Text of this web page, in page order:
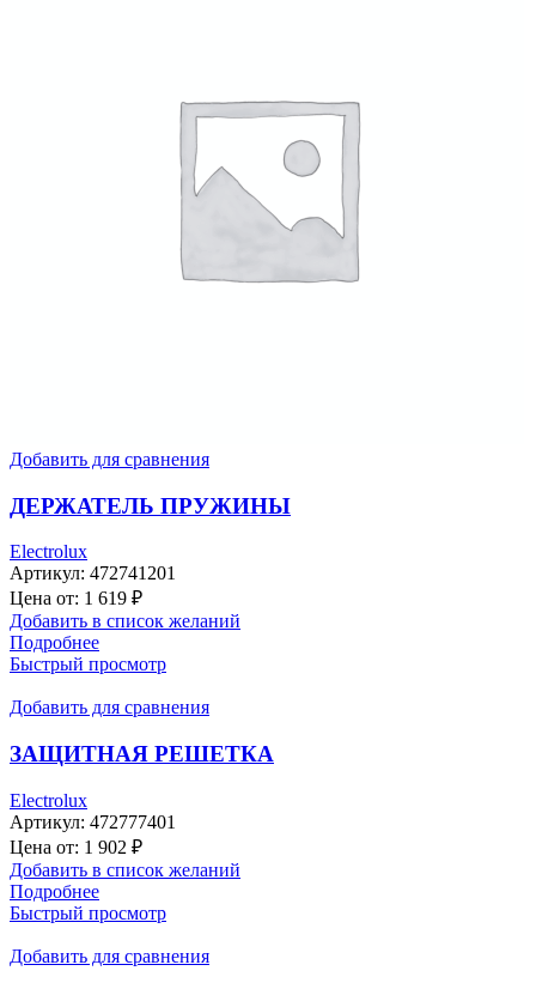
Добавить для сравнения
ДЕРЖАТЕЛЬ ПРУЖИНЫ
Electrolux
Артикул: 472741201
Цена от: 1 619 ₽
Добавить в список желаний
Подробнее
Быстрый просмотр
Добавить для сравнения
ЗАЩИТНАЯ РЕШЕТКА
Electrolux
Артикул: 472777401
Цена от: 1 902 ₽
Добавить в список желаний
Подробнее
Быстрый просмотр
Добавить для сравнения